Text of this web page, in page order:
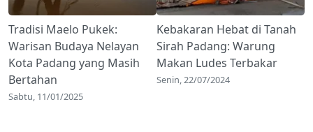
Tradisi Maelo Pukek:
Warisan Budaya Nelayan
Kota Padang yang Masih
Bertahan
Sabtu, 11/01/2025
Kebakaran Hebat di Tanah
Sirah Padang: Warung
Makan Ludes Terbakar
Senin, 22/07/2024